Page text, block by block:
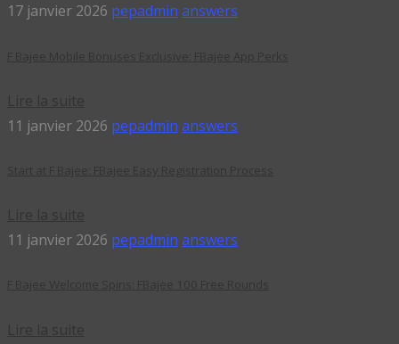
17 janvier 2026 pepadmin answers
11 janvier 2026 pepadmin answers
11 janvier 2026 pepadmin answers